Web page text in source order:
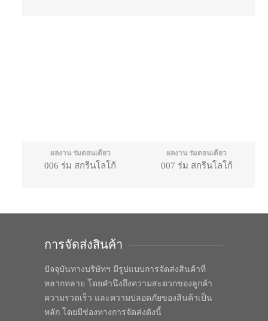
ผลงาน ร่มตอนเดียว
006 ร่ม สกรีนโลโก้
ผลงาน ร่มตอนเดียว
007 ร่ม สกรีนโลโก้
การจัดส่งสินค้า
ปัจจุบันทางบริษัทฯ มีรูปแบบการจัดส่งสินค้าที่
หลากหลาย โดยคำนึงถึงความสะดวกของลูกค้า
ความรวดเร็ว และความปลอดภัยของสินค้าเป็น
หลัก โดยมีช่องทางการจัดส่งดังนี้